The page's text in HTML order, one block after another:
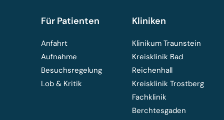
Für Patienten
Anfahrt
Aufnahme
Besuchsregelung
Lob & Kritik
Kliniken
Klinikum Traunstein
Kreisklinik Bad
Reichenhall
Kreisklinik Trostberg
Fachklinik
Berchtesgaden